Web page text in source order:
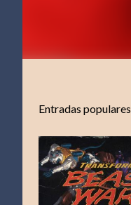
Entradas populares